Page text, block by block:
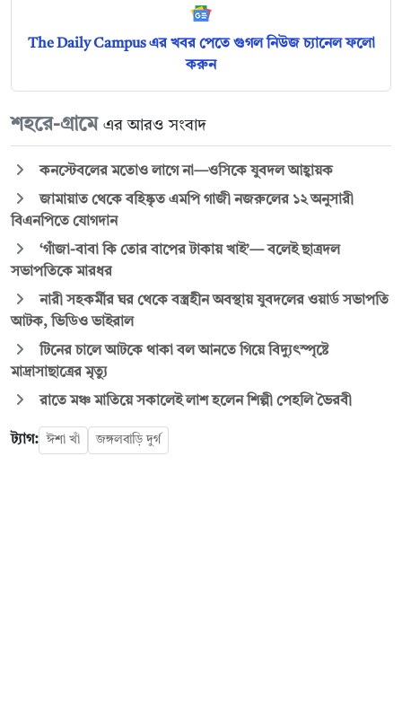
The Daily Campus এর খবর পেতে গুগল নিউজ চ্যানেল ফলো
করুন
শহরে-গ্রামে এর আরও সংবাদ
কনস্টেবলের মতোও লাগে না—ওসিকে যুবদল আহ্বায়ক
জামায়াত থেকে বহিষ্কৃত এমপি গাজী নজরুলের ১২ অনুসারী
বিএনপিতে যোগদান
‘গাঁজা-বাবা কি তোর বাপের টাকায় খাই’— বলেই ছাত্রদল
সভাপতিকে মারধর
নারী সহকর্মীর ঘর থেকে বস্ত্রহীন অবস্থায় যুবদলের ওয়ার্ড সভাপতি
আটক, ভিডিও ভাইরাল
টিনের চালে আটকে থাকা বল আনতে গিয়ে বিদ্যুৎস্পৃষ্টে
মাদ্রাসাছাত্রের মৃত্যু
রাতে মঞ্চ মাতিয়ে সকালেই লাশ হলেন শিল্পী পেহলি ভৈরবী
ট্যাগ: ঈশা খাঁ জঙ্গলবাড়ি দুর্গ